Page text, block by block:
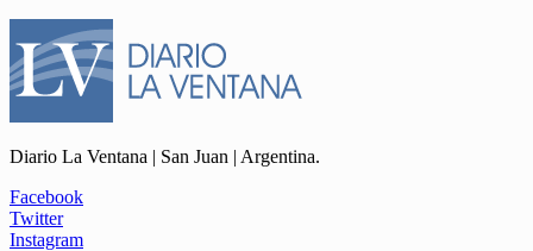
Diario La Ventana | San Juan | Argentina.
Facebook
Twitter
Instagram